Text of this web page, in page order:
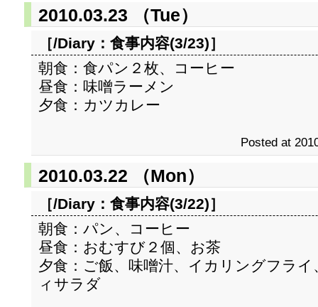
2010.03.23 （Tue）
［/Diary： 食事内容(3/23)］
朝食：食パン２枚、コーヒー
昼食：味噌ラーメン
夕食：カツカレー
Posted at
2010.03.22 （Mon）
［/Diary： 食事内容(3/22)］
朝食：パン、コーヒー
昼食：おむすび２個、お茶
夕食：ご飯、味噌汁、イカリングフラ
ィサラダ